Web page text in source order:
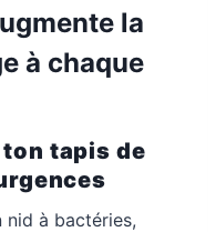
la
à chaque
tapis de
nid à bactéries,